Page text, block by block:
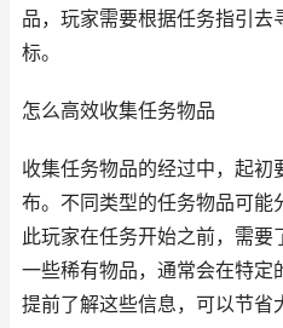
品，玩家需要根据任务指引去
标。
怎么高效收集任务物品
收集任务物品的经过中，起初
布。不同类型的任务物品可能
此玩家在任务开始之前，需
一些稀有物品，通常会在特定
提前了解这些信息，可以节省